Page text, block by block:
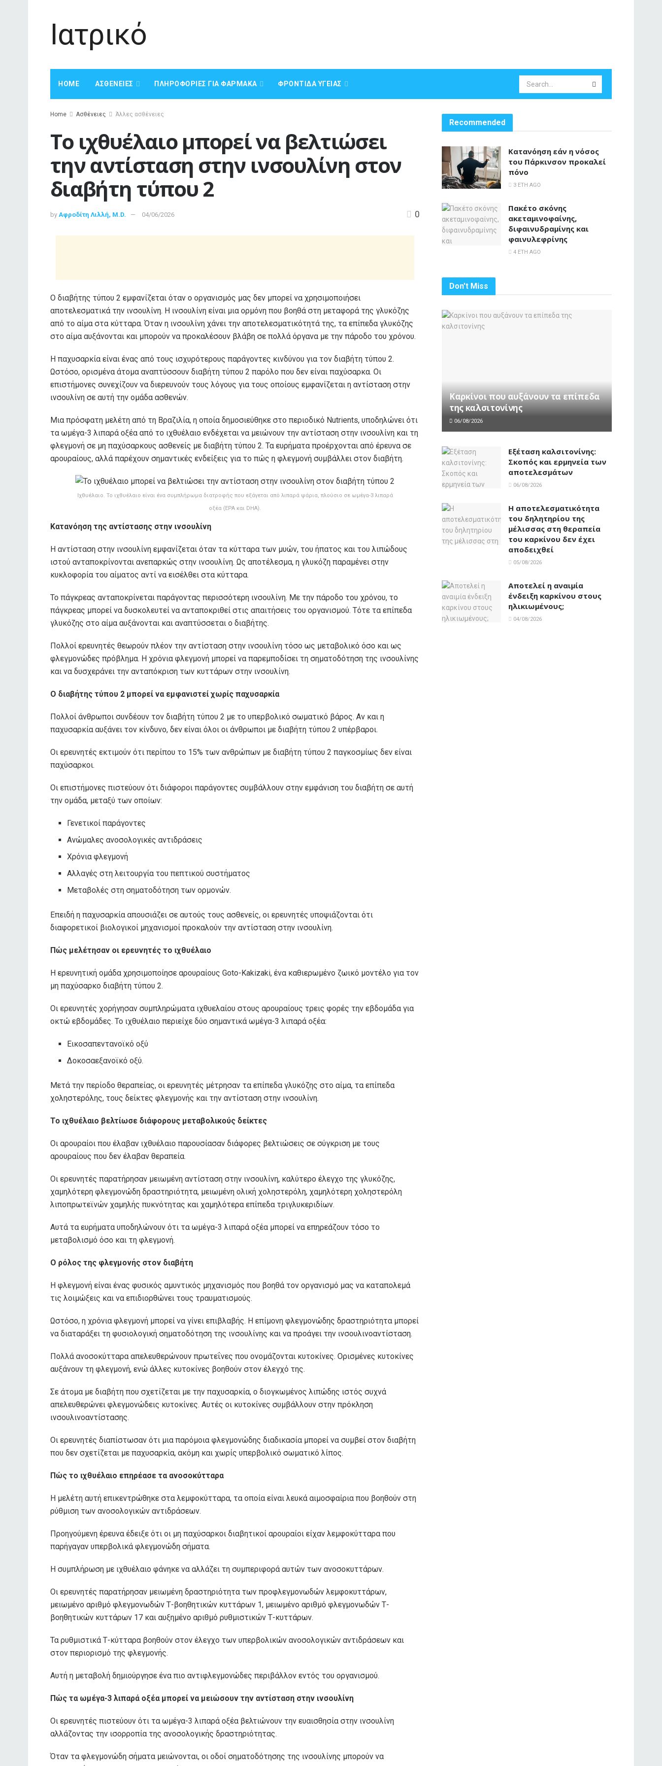
Ιατρικό
HOME ΑΣΘΈΝΕΙΕΣ ΠΛΗΡΟΦΟΡΊΕΣ ΓΙΑ ΦΆΡΜΑΚΑ ΦΡΟΝΤΊΔΑ ΥΓΕΊΑΣ
Home Ασθένειες Άλλες ασθένειες
Το ιχθυέλαιο μπορεί να βελτιώσει
την αντίσταση στην ινσουλίνη στον
διαβήτη τύπου 2
by Αφροδίτη Λιλλή, M.D. 04/06/2026 0
Ο διαβήτης τύπου 2 εμφανίζεται όταν ο οργανισμός μας δεν μπορεί να χρησιμοποιήσει
αποτελεσματικά την ινσουλίνη. Η ινσουλίνη είναι μια ορμόνη που βοηθά στη μεταφορά της γλυκόζης
από το αίμα στα κύτταρα. Όταν η ινσουλίνη χάνει την αποτελεσματικότητά της, τα επίπεδα γλυκόζης
στο αίμα αυξάνονται και μπορούν να προκαλέσουν βλάβη σε πολλά όργανα με την πάροδο του χρόνου.
Η παχυσαρκία είναι ένας από τους ισχυρότερους παράγοντες κινδύνου για τον διαβήτη τύπου 2.
Ωστόσο, ορισμένα άτομα αναπτύσσουν διαβήτη τύπου 2 παρόλο που δεν είναι παχύσαρκα. Οι
επιστήμονες συνεχίζουν να διερευνούν τους λόγους για τους οποίους εμφανίζεται η αντίσταση στην
ινσουλίνη σε αυτή την ομάδα ασθενών.
Μια πρόσφατη μελέτη από τη Βραζιλία, η οποία δημοσιεύθηκε στο περιοδικό Nutrients, υποδηλώνει ότι
τα ωμέγα-3 λιπαρά οξέα από το ιχθυέλαιο ενδέχεται να μειώνουν την αντίσταση στην ινσουλίνη και τη
φλεγμονή σε μη παχύσαρκους ασθενείς με διαβήτη τύπου 2. Τα ευρήματα προέρχονται από έρευνα σε
αρουραίους, αλλά παρέχουν σημαντικές ενδείξεις για το πώς η φλεγμονή συμβάλλει στον διαβήτη.
Ιχθυέλαιο. Το ιχθυέλαιο είναι ένα συμπλήρωμα διατροφής που εξάγεται από λιπαρά ψάρια, πλούσιο σε ωμέγα-3 λιπαρά
οξέα (EPA και DHA).
Κατανόηση της αντίστασης στην ινσουλίνη
Η αντίσταση στην ινσουλίνη εμφανίζεται όταν τα κύτταρα των μυών, του ήπατος και του λιπώδους
ιστού ανταποκρίνονται ανεπαρκώς στην ινσουλίνη. Ως αποτέλεσμα, η γλυκόζη παραμένει στην
κυκλοφορία του αίματος αντί να εισέλθει στα κύτταρα.
Το πάγκρεας ανταποκρίνεται παράγοντας περισσότερη ινσουλίνη. Με την πάροδο του χρόνου, το
πάγκρεας μπορεί να δυσκολευτεί να ανταποκριθεί στις απαιτήσεις του οργανισμού. Τότε τα επίπεδα
γλυκόζης στο αίμα αυξάνονται και αναπτύσσεται ο διαβήτης.
Πολλοί ερευνητές θεωρούν πλέον την αντίσταση στην ινσουλίνη τόσο ως μεταβολικό όσο και ως
φλεγμονώδες πρόβλημα. Η χρόνια φλεγμονή μπορεί να παρεμποδίσει τη σηματοδότηση της ινσουλίνης
και να δυσχεράνει την ανταπόκριση των κυττάρων στην ινσουλίνη.
Ο διαβήτης τύπου 2 μπορεί να εμφανιστεί χωρίς παχυσαρκία
Πολλοί άνθρωποι συνδέουν τον διαβήτη τύπου 2 με το υπερβολικό σωματικό βάρος. Αν και η
παχυσαρκία αυξάνει τον κίνδυνο, δεν είναι όλοι οι άνθρωποι με διαβήτη τύπου 2 υπέρβαροι.
Οι ερευνητές εκτιμούν ότι περίπου το 15% των ανθρώπων με διαβήτη τύπου 2 παγκοσμίως δεν είναι
παχύσαρκοι.
Οι επιστήμονες πιστεύουν ότι διάφοροι παράγοντες συμβάλλουν στην εμφάνιση του διαβήτη σε αυτή
την ομάδα, μεταξύ των οποίων:
Γενετικοί παράγοντες
Ανώμαλες ανοσολογικές αντιδράσεις
Χρόνια φλεγμονή
Αλλαγές στη λειτουργία του πεπτικού συστήματος
Μεταβολές στη σηματοδότηση των ορμονών.
Επειδή η παχυσαρκία απουσιάζει σε αυτούς τους ασθενείς, οι ερευνητές υποψιάζονται ότι
διαφορετικοί βιολογικοί μηχανισμοί προκαλούν την αντίσταση στην ινσουλίνη.
Πώς μελέτησαν οι ερευνητές το ιχθυέλαιο
Η ερευνητική ομάδα χρησιμοποίησε αρουραίους Goto-Kakizaki, ένα καθιερωμένο ζωικό μοντέλο για τον
μη παχύσαρκο διαβήτη τύπου 2.
Οι ερευνητές χορήγησαν συμπληρώματα ιχθυελαίου στους αρουραίους τρεις φορές την εβδομάδα για
οκτώ εβδομάδες. Το ιχθυέλαιο περιείχε δύο σημαντικά ωμέγα-3 λιπαρά οξέα:
Εικοσαπεντανοϊκό οξύ
Δοκοσαεξανοϊκό οξύ.
Μετά την περίοδο θεραπείας, οι ερευνητές μέτρησαν τα επίπεδα γλυκόζης στο αίμα, τα επίπεδα
χοληστερόλης, τους δείκτες φλεγμονής και την αντίσταση στην ινσουλίνη.
Το ιχθυέλαιο βελτίωσε διάφορους μεταβολικούς δείκτες
Οι αρουραίοι που έλαβαν ιχθυέλαιο παρουσίασαν διάφορες βελτιώσεις σε σύγκριση με τους
αρουραίους που δεν έλαβαν θεραπεία.
Οι ερευνητές παρατήρησαν μειωμένη αντίσταση στην ινσουλίνη, καλύτερο έλεγχο της γλυκόζης,
χαμηλότερη φλεγμονώδη δραστηριότητα, μειωμένη ολική χοληστερόλη, χαμηλότερη χοληστερόλη
λιποπρωτεϊνών χαμηλής πυκνότητας και χαμηλότερα επίπεδα τριγλυκεριδίων.
Αυτά τα ευρήματα υποδηλώνουν ότι τα ωμέγα-3 λιπαρά οξέα μπορεί να επηρεάζουν τόσο το
μεταβολισμό όσο και τη φλεγμονή.
Ο ρόλος της φλεγμονής στον διαβήτη
Η φλεγμονή είναι ένας φυσικός αμυντικός μηχανισμός που βοηθά τον οργανισμό μας να καταπολεμά
τις λοιμώξεις και να επιδιορθώνει τους τραυματισμούς.
Ωστόσο, η χρόνια φλεγμονή μπορεί να γίνει επιβλαβής. Η επίμονη φλεγμονώδης δραστηριότητα μπορεί
να διαταράξει τη φυσιολογική σηματοδότηση της ινσουλίνης και να προάγει την ινσουλινοαντίσταση.
Πολλά ανοσοκύτταρα απελευθερώνουν πρωτεΐνες που ονομάζονται κυτοκίνες. Ορισμένες κυτοκίνες
αυξάνουν τη φλεγμονή, ενώ άλλες κυτοκίνες βοηθούν στον έλεγχό της.
Σε άτομα με διαβήτη που σχετίζεται με την παχυσαρκία, ο διογκωμένος λιπώδης ιστός συχνά
απελευθερώνει φλεγμονώδεις κυτοκίνες. Αυτές οι κυτοκίνες συμβάλλουν στην πρόκληση
ινσουλινοαντίστασης.
Οι ερευνητές διαπίστωσαν ότι μια παρόμοια φλεγμονώδης διαδικασία μπορεί να συμβεί στον διαβήτη
που δεν σχετίζεται με παχυσαρκία, ακόμη και χωρίς υπερβολικό σωματικό λίπος.
Πώς το ιχθυέλαιο επηρέασε τα ανοσοκύτταρα
Η μελέτη αυτή επικεντρώθηκε στα λεμφοκύτταρα, τα οποία είναι λευκά αιμοσφαίρια που βοηθούν στη
ρύθμιση των ανοσολογικών αντιδράσεων.
Προηγούμενη έρευνα έδειξε ότι οι μη παχύσαρκοι διαβητικοί αρουραίοι είχαν λεμφοκύτταρα που
παρήγαγαν υπερβολικά φλεγμονώδη σήματα.
Η συμπλήρωση με ιχθυέλαιο φάνηκε να αλλάζει τη συμπεριφορά αυτών των ανοσοκυττάρων.
Οι ερευνητές παρατήρησαν μειωμένη δραστηριότητα των προφλεγμονωδών λεμφοκυττάρων,
μειωμένο αριθμό φλεγμονωδών Τ-βοηθητικών κυττάρων 1, μειωμένο αριθμό φλεγμονωδών Τ-
βοηθητικών κυττάρων 17 και αυξημένο αριθμό ρυθμιστικών Τ-κυττάρων.
Τα ρυθμιστικά Τ-κύτταρα βοηθούν στον έλεγχο των υπερβολικών ανοσολογικών αντιδράσεων και
στον περιορισμό της φλεγμονής.
Αυτή η μεταβολή δημιούργησε ένα πιο αντιφλεγμονώδες περιβάλλον εντός του οργανισμού.
Πώς τα ωμέγα-3 λιπαρά οξέα μπορεί να μειώσουν την αντίσταση στην ινσουλίνη
Οι ερευνητές πιστεύουν ότι τα ωμέγα-3 λιπαρά οξέα βελτιώνουν την ευαισθησία στην ινσουλίνη
αλλάζοντας την ισορροπία της ανοσολογικής δραστηριότητας.
Όταν τα φλεγμονώδη σήματα μειώνονται, οι οδοί σηματοδότησης της ινσουλίνης μπορούν να
Recommended
Κατανόηση εάν η νόσος
του Πάρκινσον προκαλεί
πόνο
3 ΈΤΗ AGO
Πακέτο σκόνης
ακεταμινοφαίνης,
διφαινυδραμίνης και
φαινυλεφρίνης
4 ΈΤΗ AGO
Don't Miss
Καρκίνοι που αυξάνουν τα επίπεδα
της καλσιτονίνης
06/08/2026
Εξέταση καλσιτονίνης:
Σκοπός και ερμηνεία των
αποτελεσμάτων
06/08/2026
Η αποτελεσματικότητα
του δηλητηρίου της
μέλισσας στη θεραπεία
του καρκίνου δεν έχει
αποδειχθεί
05/08/2026
Αποτελεί η αναιμία
ένδειξη καρκίνου στους
ηλικιωμένους;
04/08/2026